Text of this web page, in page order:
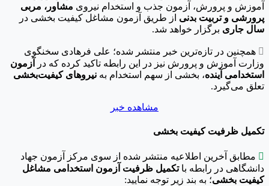
آموزش و پرورش، آزمون جذب و استخدام نیروی مشاور، مربی
پرورشی و تربیت بدنی از طریق آزمون مشاغل کیفیت بخشی در
سال جاری برگزار خواهد شد.
 همچنین در تازه‌ترین خبر منتشر شده؛ علی فرهادی سخنگوی
وزارت آموزش و پرورش نیز در این رابطه تاکید کرده که در
آزمون
استخدامی آینده، بخشی از سهم استخدام به نیروهای کیفیت‌بخشی
تعلق می‌گیرد.
مشاهده خبر
تکمیل ظرفیت کیفیت بخشی
 مطابق آخرین اطلاعیه منتشر شده از سوی مرکز آزمون جهاد
دانشگاهی در رابطه باتکمیل ظرفیت آزمون استخدامی مشاغل
کیفیت بخشی؛ به بند زیر توجه نمایید: